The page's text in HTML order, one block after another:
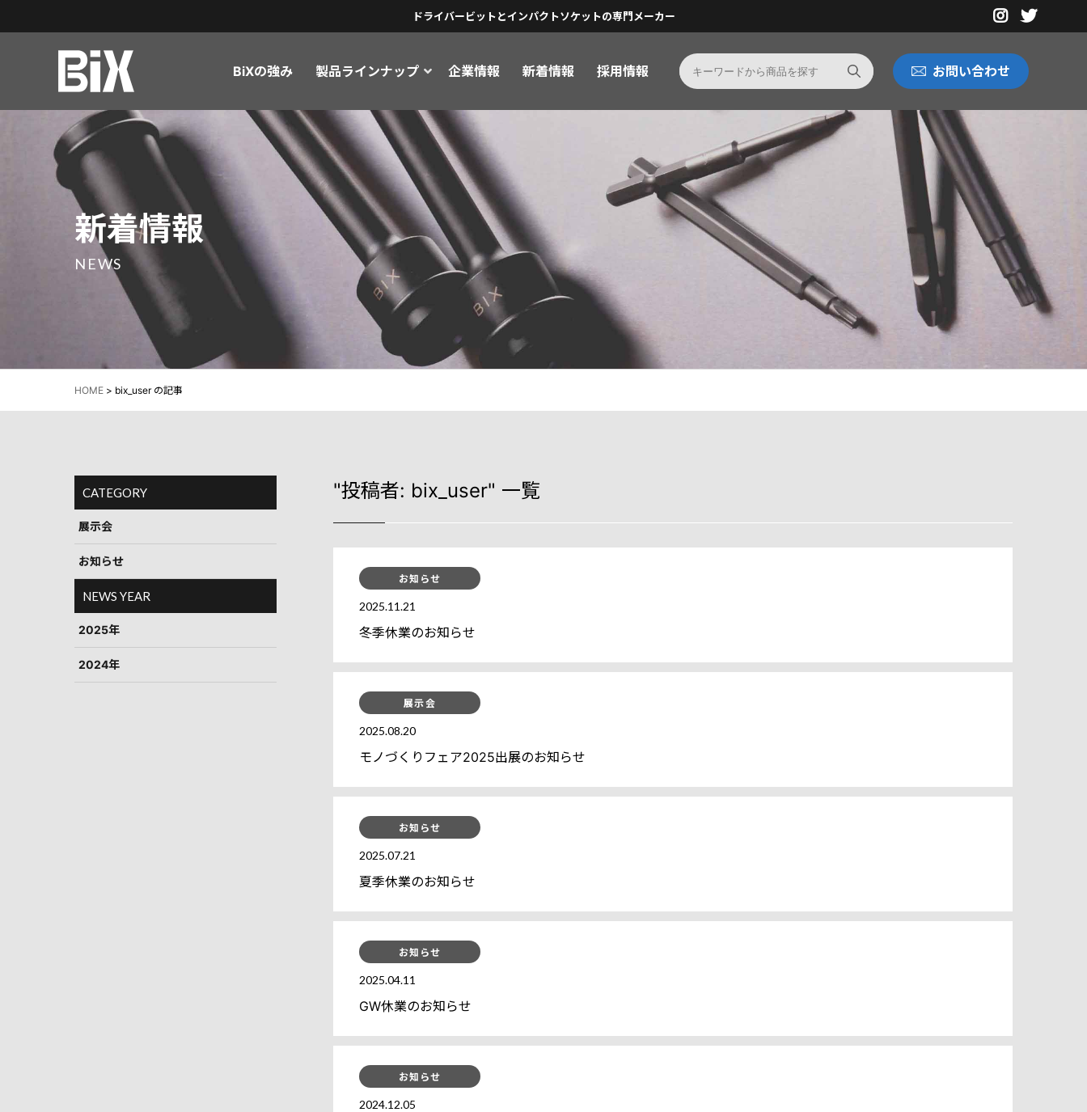
ドライバービットとインパクトソケットの専門メーカー
BiXの強み 製品ラインナップ
小型電動ドライバー用ビ
ット
ドライバービット ソケットビット スタンプソケット 防振ソケット
特注品
企業情報 新着情報 採用情報 お問い合わせ
小型電動ドライバー用ビ
ット
ドライバービット ソケットビット インパクトソケット スタンプソケット 防振ソケット
特注品 ドライバービットとは
新着情報
NEWS
HOME > bix_user の記事
"投稿者: bix_user" 一覧
お知らせ
2025.11.21
冬季休業のお知らせ
展示会
2025.08.20
モノづくりフェア2025出展のお知らせ
お知らせ
2025.07.21
夏季休業のお知らせ
お知らせ
2025.04.11
GW休業のお知らせ
お知らせ
2024.12.05
CATEGORY
展示会
お知らせ
NEWS YEAR
2025年
2024年